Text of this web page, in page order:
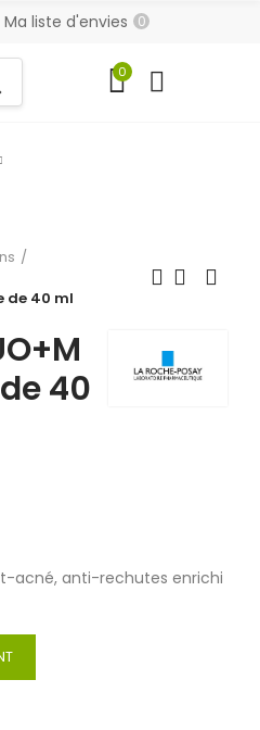
Ma liste d'envies 0
0
de 40 ml
40
acné, anti-rechutes enrichi